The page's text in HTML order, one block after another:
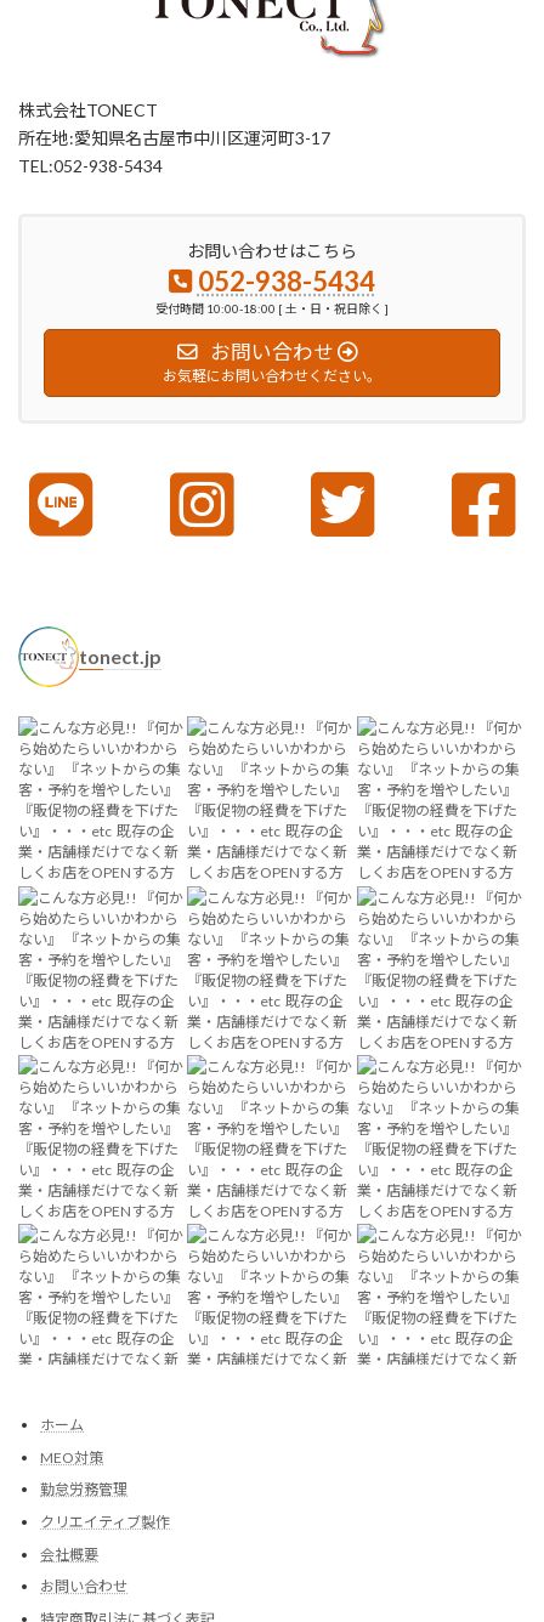
株式会社TONECT
所在地:愛知県名古屋市中川区運河町3-17
TEL:052-938-5434
お問い合わせはこちら
052-938-5434
受付時間 10:00-18:00 [ 土・日・祝日除く ]
お問い合わせ
お気軽にお問い合わせください。
tonect.jp
ホーム
MEO対策
勤怠労務管理
クリエイティブ製作
会社概要
お問い合わせ